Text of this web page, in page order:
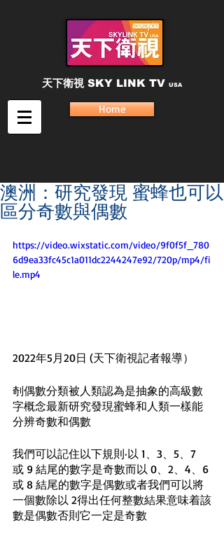
天下衛視 SKY LINK TV USA
Home
澳洲：研究發現 蜜蜂也可以
區分奇數與偶數
https://video.wixstatic.com/video/9f0f5f_780
6d9ea33fc45c1a011dc2244247e92/720p/mp4/fi
le.mp4
2022年5月20日 (天下衛視記者報導）
剞偶數分類被人類認為是抽象的高級數
字概念最新研究發現蜜蜂和人類一樣能
分辨奇數和偶數
我們可以記住以下規則·以 1、3、5、7
或 9 結尾的數字是奇數而以 0、2、4、6
或 8 結尾的數字是偶數或者我們可以將
一個數除以 2得出任何整數結果意味着該
數是偶數否則它一定是奇數